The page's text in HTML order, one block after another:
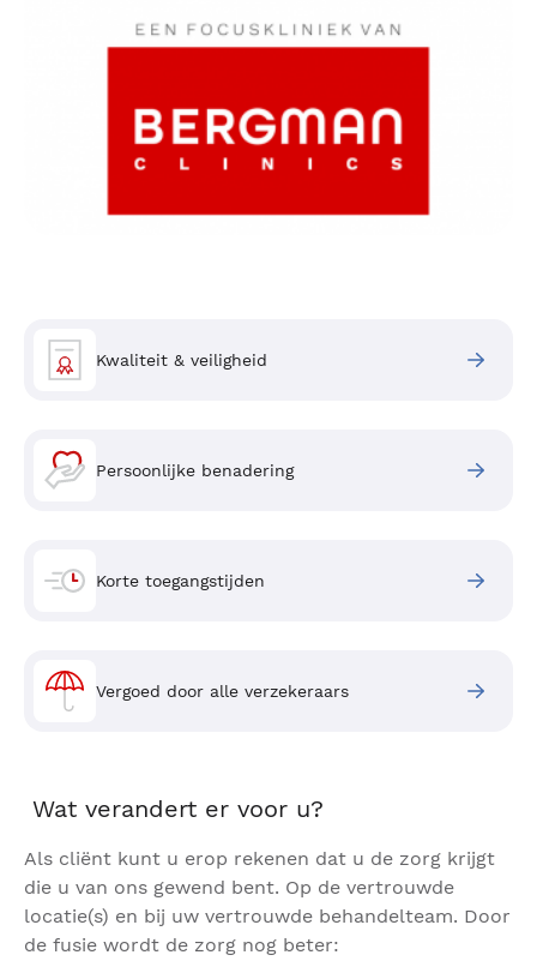
Kwaliteit & veiligheid
Persoonlijke benadering
Korte toegangstijden
Vergoed door alle verzekeraars
Wat verandert er voor u?
Als cliënt kunt u erop rekenen dat u de zorg krijgt
die u van ons gewend bent. Op de vertrouwde
locatie(s) en bij uw vertrouwde behandelteam. Door
de fusie wordt de zorg nog beter: